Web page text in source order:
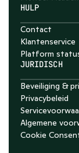
HULP
Contact
Klantenservice
Platform
JURIDISCH
Beveiliging &
Privacybeleid
Algemene
Cookie